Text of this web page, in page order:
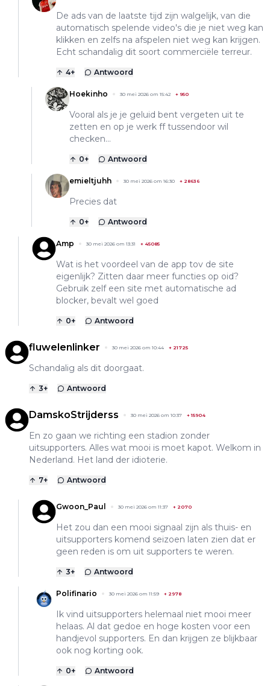
De ads van de laatste tijd zijn walgelijk, van die
automatisch spelende video's die je niet weg kan
klikken en zelfs na afspelen niet weg kan krijgen.
Echt schandalig dit soort commerciële terreur.
4+ Antwoord
Hoekinho 30 mei 2026 om 15:42 + 950
Vooral als je je geluid bent vergeten uit te
zetten en op je werk ff tussendoor wil
checken...
0+ Antwoord
emieltjuhh 30 mei 2026 om 16:30 + 28636
Precies dat
0+ Antwoord
Amp 30 mei 2026 om 13:31 + 45085
Wat is het voordeel van de app tov de site
eigenlijk? Zitten daar meer functies op oid?
Gebruik zelf een site met automatische ad
blocker, bevalt wel goed
0+ Antwoord
fluwelenlinker 30 mei 2026 om 10:44 + 21725
Schandalig als dit doorgaat.
3+ Antwoord
DamskoStrijderss 30 mei 2026 om 10:37 +15904
En zo gaan we richting een stadion zonder
uitsupporters. Alles wat mooi is moet kapot. Welkom in
Nederland. Het land der idioterie.
7+ Antwoord
Gwoon_Paul 30 mei 2026 om 11:37 + 2070
Het zou dan een mooi signaal zijn als thuis- en
uitsupporters komend seizoen laten zien dat er
geen reden is om uit supporters te weren.
3+ Antwoord
Polifinario 30 mei 2026 om 11:59 + 2978
Ik vind uitsupporters helemaal niet mooi meer
helaas. Al dat gedoe en hoge kosten voor een
handjevol supporters. En dan krijgen ze blijkbaar
ook nog korting ook.
0+ Antwoord